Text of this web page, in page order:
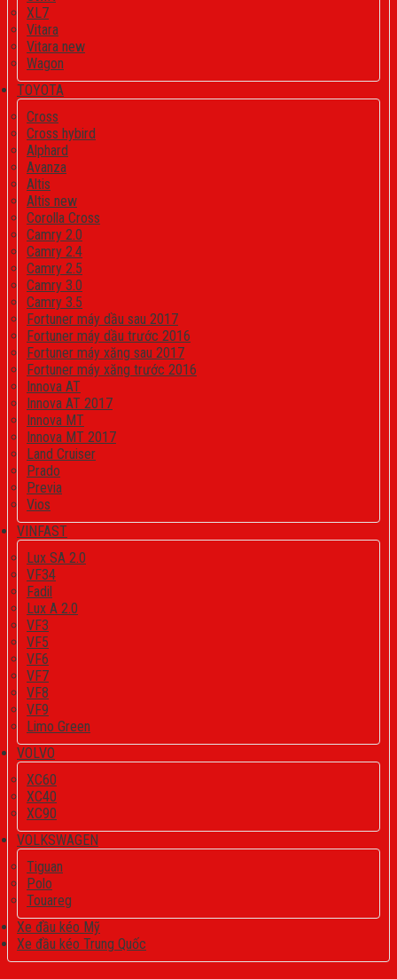
XL7
Vitara
Vitara new
Wagon
TOYOTA
Cross
Cross hybird
Alphard
Avanza
Altis
Altis new
Corolla Cross
Camry 2.0
Camry 2.4
Camry 2.5
Camry 3.0
Camry 3.5
Fortuner máy dầu sau 2017
Fortuner máy dầu trước 2016
Fortuner máy xăng sau 2017
Fortuner máy xăng trước 2016
Innova AT
Innova AT 2017
Innova MT
Innova MT 2017
Land Cruiser
Prado
Previa
Vios
VINFAST
Lux SA 2.0
VF34
Fadil
Lux A 2.0
VF3
VF5
VF6
VF7
VF8
VF9
Limo Green
VOLVO
XC60
XC40
XC90
VOLKSWAGEN
Tiguan
Polo
Touareg
Xe đầu kéo Mỹ
Xe đầu kéo Trung Quốc